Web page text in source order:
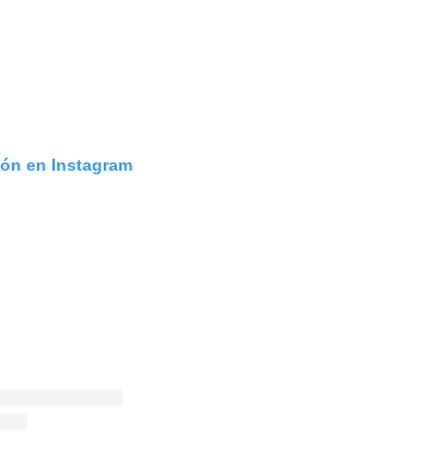
en Instagram